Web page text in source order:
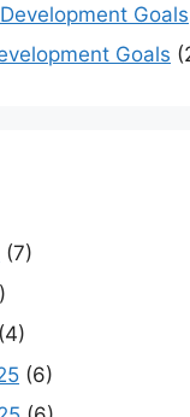
Goals
Goals
(7)
(4)
(6)